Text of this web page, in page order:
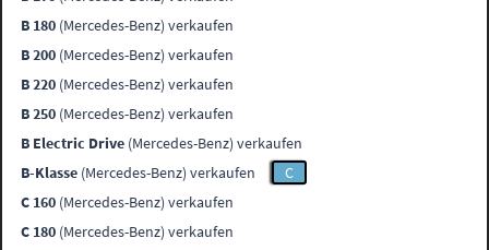
B 180 (Mercedes-Benz) verkaufen
B 200 (Mercedes-Benz) verkaufen
B 220 (Mercedes-Benz) verkaufen
B 250 (Mercedes-Benz) verkaufen
B Electric Drive (Mercedes-Benz) verkaufen
B-Klasse (Mercedes-Benz) verkaufen
C
C 160 (Mercedes-Benz) verkaufen
C 180 (Mercedes-Benz) verkaufen